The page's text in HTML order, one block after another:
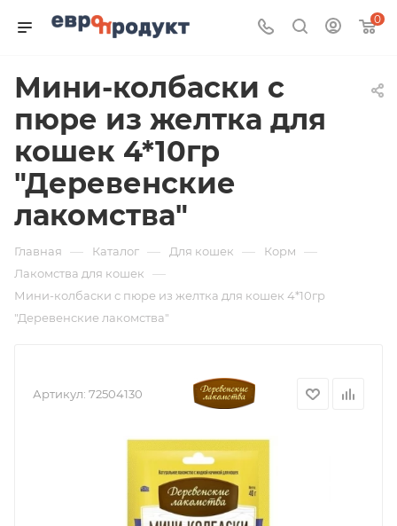
0
Мини-колбаски с
пюре из желтка для
кошек 4*10гр
"Деревенские
лакомства"
Главная — Каталог — Для кошек — Корм —
Лакомства для кошек —
Мини-колбаски с пюре из желтка для кошек 4*10гр
"Деревенские лакомства"
Артикул: 72504130